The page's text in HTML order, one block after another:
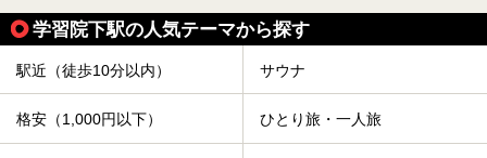
学習院下駅の人気テーマから探す
駅近（徒歩10分以内） サウナ
格安（1,000円以下） ひとり旅・一人旅